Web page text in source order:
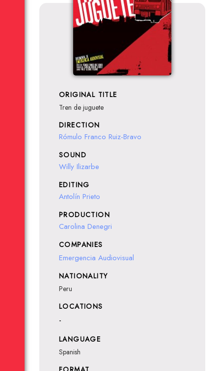
ORIGINAL TITLE
Tren de juguete
DIRECTION
Rómulo Franco Ruiz-Bravo
SOUND
Willy Ilizarbe
EDITING
Antolín Prieto
PRODUCTION
Carolina Denegri
COMPANIES
Emergencia Audiovisual
NATIONALITY
Peru
LOCATIONS
-
LANGUAGE
Spanish